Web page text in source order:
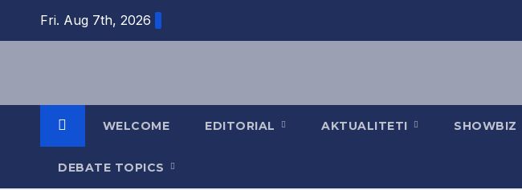
Fri. Aug 7th, 2026
WELCOME EDITORIAL AKTUALITETI SHOWBIZ
DEBATE TOPICS